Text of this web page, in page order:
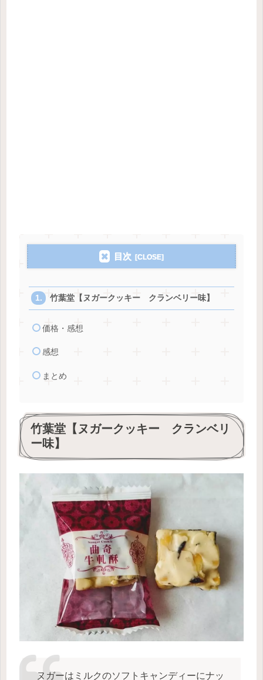
目次
竹葉堂【ヌガークッキー クランベリー味】
価格・感想
感想
まとめ
竹葉堂【ヌガークッキー クランベリ
ー味】
ヌガーはミルクのソフトキャンディーにナッ